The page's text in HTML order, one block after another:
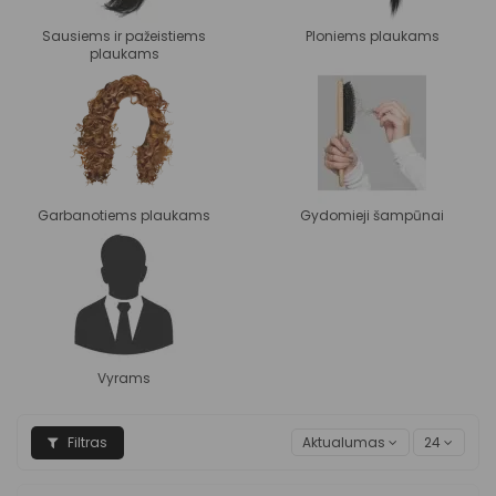
Sausiems ir pažeistiems
plaukams
Ploniems plaukams
Garbanotiems plaukams Gydomieji šampūnai
Vyrams
Filtras Aktualumas 24